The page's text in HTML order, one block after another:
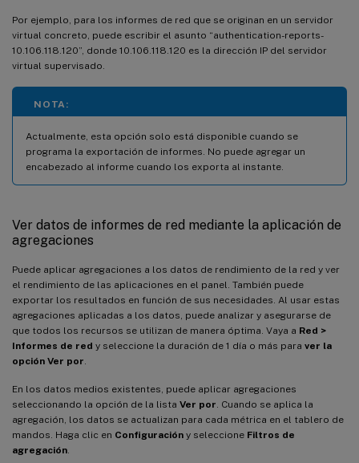
Por ejemplo, para los informes de red que se originan en un servidor
virtual concreto, puede escribir el asunto “authentication-reports-
10.106.118.120”, donde 10.106.118.120 es la dirección IP del servidor
virtual supervisado.
NOTA:
Actualmente, esta opción solo está disponible cuando se
programa la exportación de informes. No puede agregar un
encabezado al informe cuando los exporta al instante.
Ver datos de informes de red mediante la aplicación de
agregaciones
Puede aplicar agregaciones a los datos de rendimiento de la red y ver
el rendimiento de las aplicaciones en el panel. También puede
exportar los resultados en función de sus necesidades. Al usar estas
agregaciones aplicadas a los datos, puede analizar y asegurarse de
que todos los recursos se utilizan de manera óptima. Vaya a Red >
Informes de red y seleccione la duración de 1 día o más para ver la
opción Ver por
En los datos medios existentes, puede aplicar agregaciones
seleccionando la opción de la lista Ver por . Cuando se aplica la
agregación, los datos se actualizan para cada métrica en el tablero de
mandos. Haga clic en Configuración y seleccione Filtros de
agregación